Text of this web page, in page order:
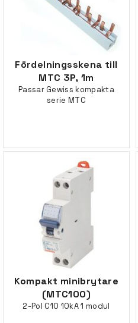
Fördelningsskena till
MTC 3P, 1m
Passar Gewiss kompakta
serie MTC
Kompakt minibrytare
(MTC100)
2-Pol C10 10kA 1 modul